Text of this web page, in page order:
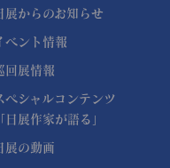
展からのお知らせ
ベント情報
回展情報
ペシャルコンテンツ
日展作家が語る」
展の動画